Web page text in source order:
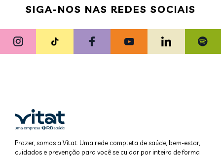
SIGA-NOS NAS REDES SOCIAIS
Prazer, somos a Vitat. Uma rede completa de saúde, bem-estar,
cuidados e prevenção para você se cuidar por inteiro de forma